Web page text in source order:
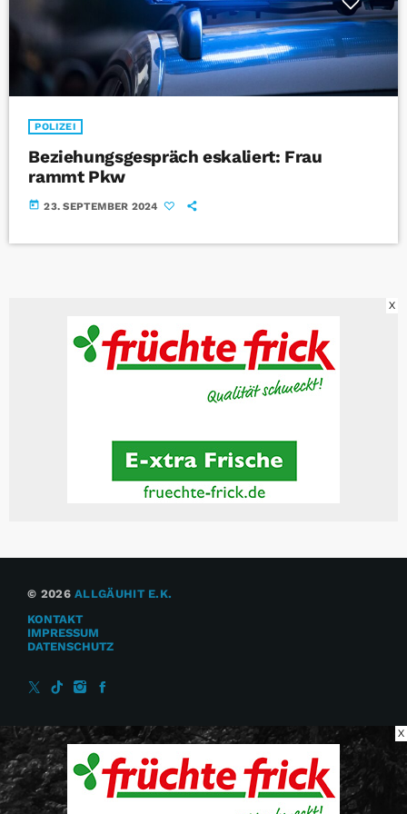
POLIZEI
Beziehungsgespräch eskaliert: Frau
rammt Pkw
today 23. SEPTEMBER 2024
X
© 2026ALLGÄUHIT E.K.
KONTAKT
IMPRESSUM
DATENSCHUTZ
X